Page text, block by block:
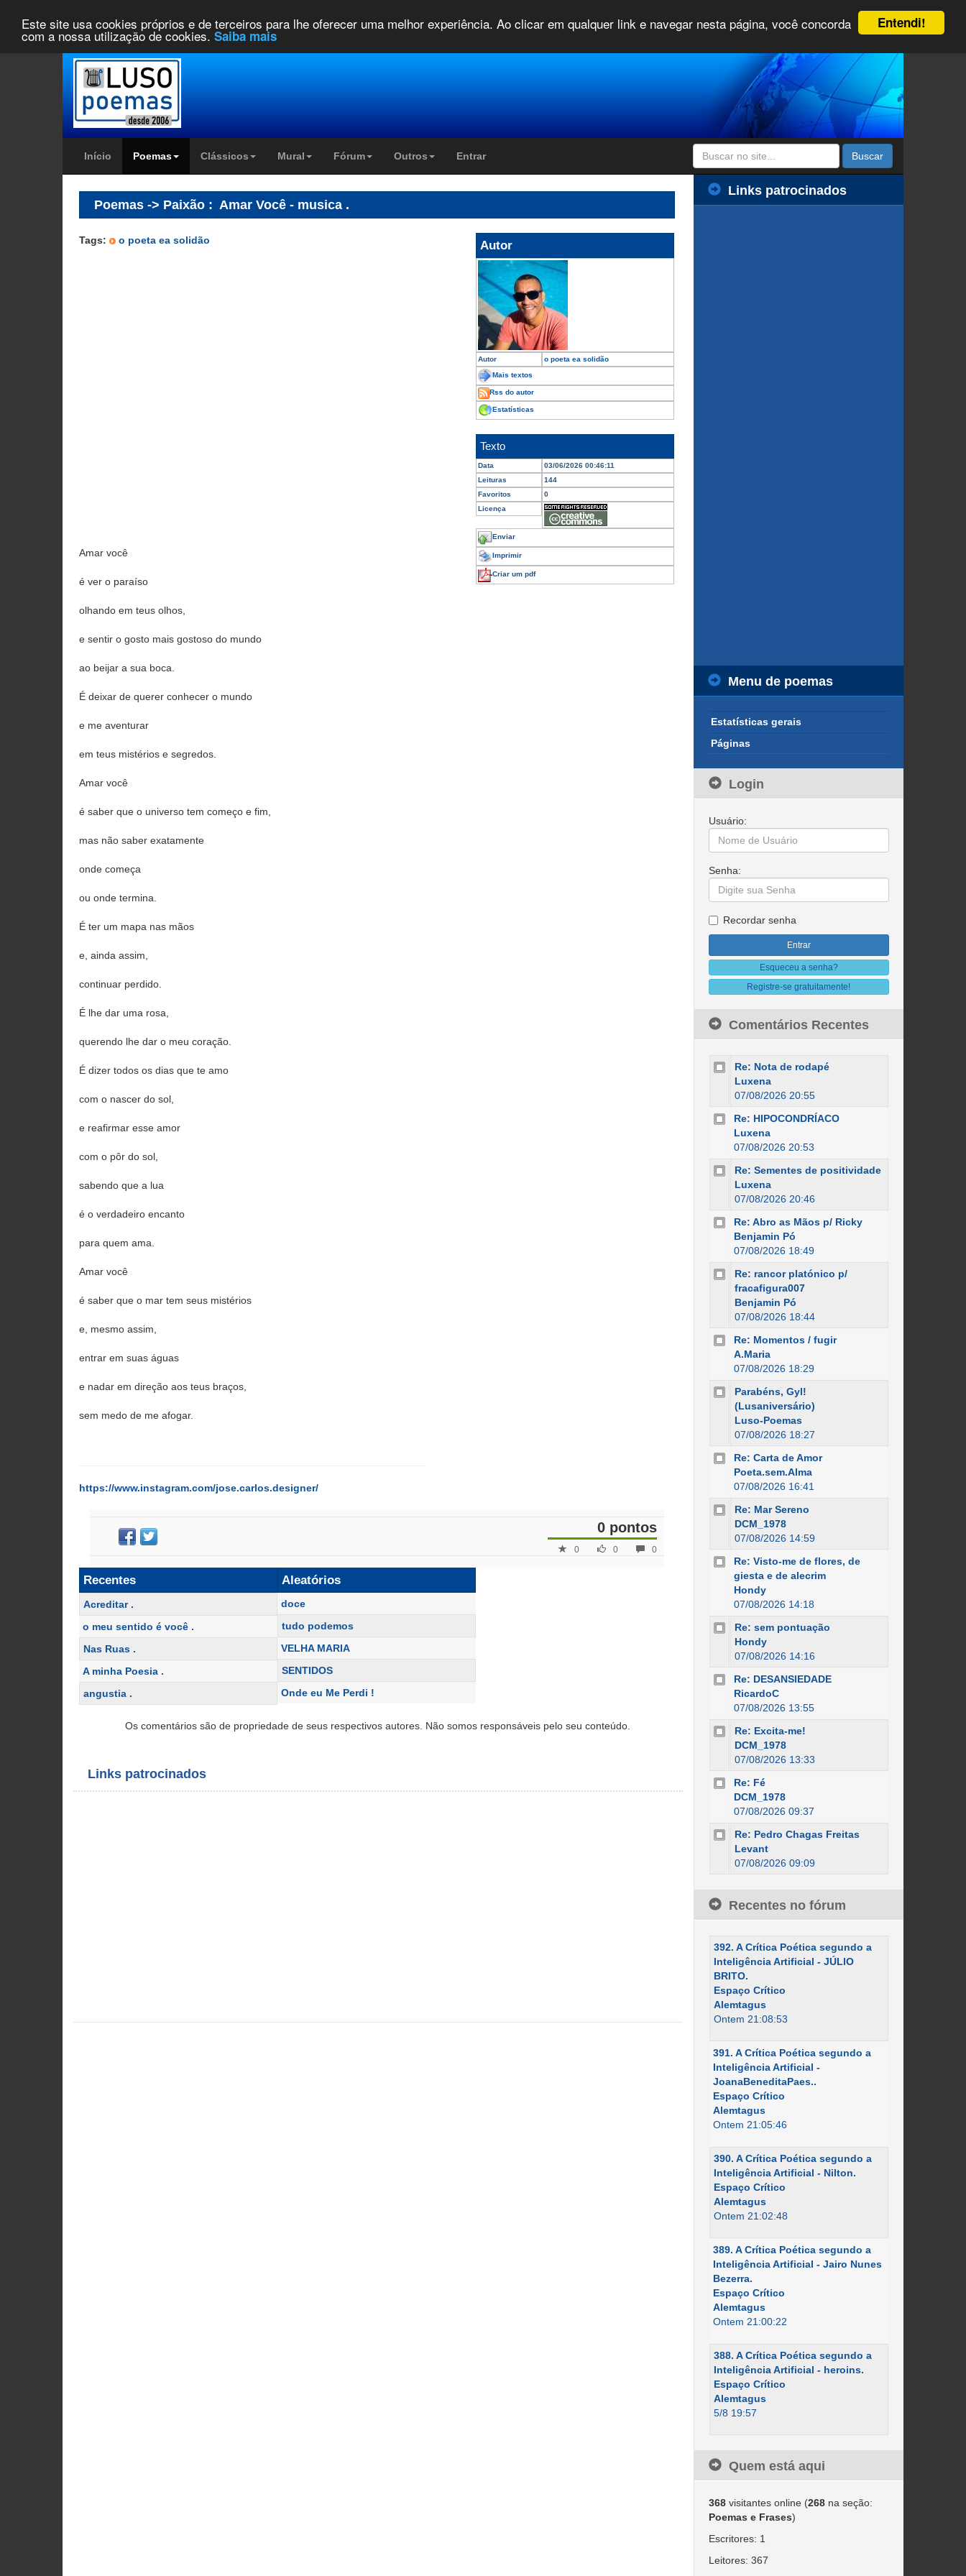
Entendi!
Este site usa cookies próprios e de terceiros para lhe oferecer uma melhor experiência. Ao clicar em qualquer link e navegar nesta página, você concorda
com a nossa utilização de cookies. Saiba mais
Início Poemas Clássicos Mural Fórum Outros Entrar Buscar
Poemas -> Paixão : Amar Você - musica .
Tags: o poeta ea solidão
Amar você
é ver o paraíso
olhando em teus olhos,
e sentir o gosto mais gostoso do mundo
ao beijar a sua boca.
É deixar de querer conhecer o mundo
e me aventurar
em teus mistérios e segredos.
Amar você
é saber que o universo tem começo e fim,
mas não saber exatamente
onde começa
ou onde termina.
É ter um mapa nas mãos
e, ainda assim,
continuar perdido.
É lhe dar uma rosa,
querendo lhe dar o meu coração.
É dizer todos os dias que te amo
com o nascer do sol,
e reafirmar esse amor
com o pôr do sol,
sabendo que a lua
é o verdadeiro encanto
para quem ama.
Amar você
é saber que o mar tem seus mistérios
e, mesmo assim,
entrar em suas águas
e nadar em direção aos teus braços,
sem medo de me afogar.
https://www.instagram.com/jose.carlos.designer/
Autor
Autor o poeta ea solidão
Mais textos
Rss do autor
Estatísticas
Texto
Data
03/06/2026 00:46:11
Leituras
144
Favoritos
0
Licença
Enviar
Imprimir
Criar um pdf
0 pontos
0
0
0
Recentes
Acreditar .
o meu sentido é você .
Nas Ruas .
A minha Poesia .
angustia .
Aleatórios
doce
tudo podemos
VELHA MARIA
SENTIDOS
Onde eu Me Perdi !
Os comentários são de propriedade de seus respectivos autores. Não somos responsáveis pelo seu conteúdo.
Links patrocinados
Links patrocinados
Menu de poemas
Estatísticas gerais
Páginas
Login
Usuário:
Senha:
Recordar senha
Esqueceu a senha?
Registre-se gratuitamente!
Comentários Recentes
Re: Nota de rodapé
Luxena
07/08/2026 20:55
Re: HIPOCONDRÍACO
Luxena
07/08/2026 20:53
Re: Sementes de positividade
Luxena
07/08/2026 20:46
Re: Abro as Mãos p/ Ricky
Benjamin Pó
07/08/2026 18:49
Re: rancor platónico p/
fracafigura007
Benjamin Pó
07/08/2026 18:44
Re: Momentos / fugir
A.Maria
07/08/2026 18:29
Parabéns, Gyl!
(Lusaniversário)
Luso-Poemas
07/08/2026 18:27
Re: Carta de Amor
Poeta.sem.Alma
07/08/2026 16:41
Re: Mar Sereno
DCM_1978
07/08/2026 14:59
Re: Visto-me de flores, de
giesta e de alecrim
Hondy
07/08/2026 14:18
Re: sem pontuação
Hondy
07/08/2026 14:16
Re: DESANSIEDADE
RicardoC
07/08/2026 13:55
Re: Excita-me!
DCM_1978
07/08/2026 13:33
Re: Fé
DCM_1978
07/08/2026 09:37
Re: Pedro Chagas Freitas
Levant
07/08/2026 09:09
Recentes no fórum
392. A Crítica Poética segundo a
Inteligência Artificial - JÚLIO
BRITO.
Espaço Crítico
Alemtagus
Ontem 21:08:53
391. A Crítica Poética segundo a
Inteligência Artificial -
JoanaBeneditaPaes..
Espaço Crítico
Alemtagus
Ontem 21:05:46
390. A Crítica Poética segundo a
Inteligência Artificial - Nilton.
Espaço Crítico
Alemtagus
Ontem 21:02:48
389. A Crítica Poética segundo a
Inteligência Artificial - Jairo Nunes
Bezerra.
Espaço Crítico
Alemtagus
Ontem 21:00:22
388. A Crítica Poética segundo a
Inteligência Artificial - heroins.
Espaço Crítico
Alemtagus
5/8 19:57
Quem está aqui
368visitantes online (268na seção:
Poemas e Frases)
Escritores: 1
Leitores: 367